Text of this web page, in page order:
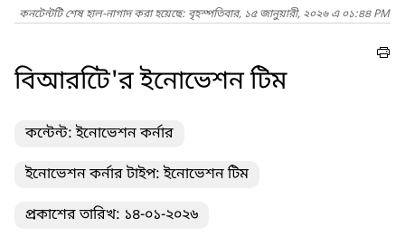
কনটেন্টটি শেষ হাল-নাগাদ করা হয়েছে: বৃহস্পতিবার, ১৫ জানুয়ারী, ২০২৬ এ ০১:৪৪ PM
বিআরটিে'র ইনোভেশন টিম
কন্টেন্ট: ইনোভেশন কর্নার
ইনোভেশন কর্নার টাইপ: ইনোভেশন টিম
প্রকাশের তারিখ: ১৪-০১-২০২৬